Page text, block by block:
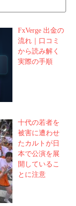
FxVerge 出金の
流れ｜口コミ
から読み解く
実際の手順
十代の若者を
被害に遭わせ
たカルトが日
本で公演を展
開しているこ
とに注意